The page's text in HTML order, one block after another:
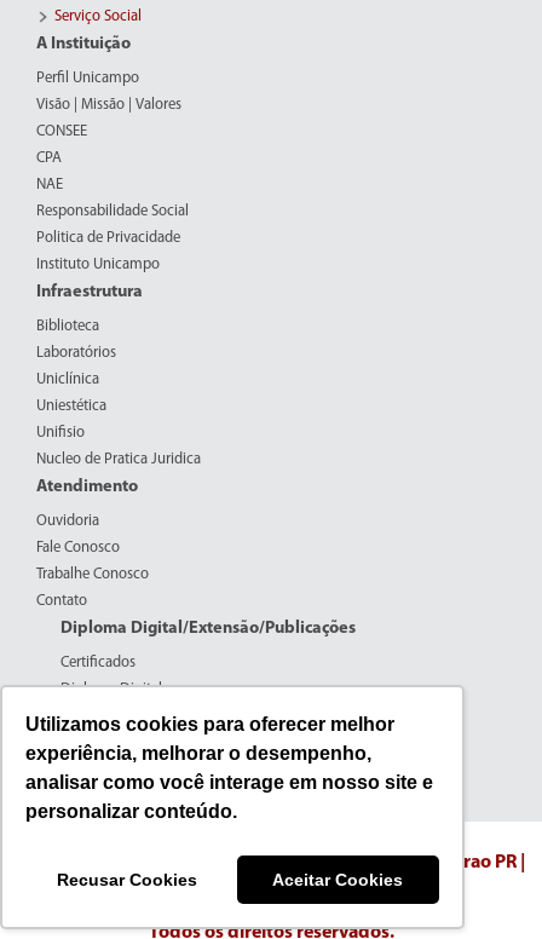
Utilizamos cookies para oferecer melhor
experiência, melhorar o desempenho,
analisar como você interage em nosso site e
personalizar conteúdo.
Recusar Cookies Aceitar Cookies
Serviço Social
A Instituição
Perfil Unicampo
Visão | Missão | Valores
CONSEE
CPA
NAE
Responsabilidade Social
Politica de Privacidade
Instituto Unicampo
Infraestrutura
Biblioteca
Laboratórios
Uniclínica
Uniestética
Unifisio
Nucleo de Pratica Juridica
Atendimento
Ouvidoria
Fale Conosco
Trabalhe Conosco
Contato
Diploma Digital/Extensão/Publicações
Certificados
Diploma Digital
Formulários CPERS
Extensão
Endereco: Rua Edmundo Mercer N. 608 - Campo Mourao PR |
Centro
© 2026 Faculdade União de Campo Mourão
Todos os direitos reservados.